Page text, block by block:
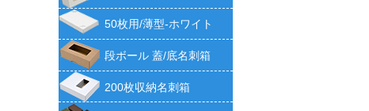
50枚用/薄型-ホワイト
段ボール 蓋/底名刺箱
200枚収納名刺箱